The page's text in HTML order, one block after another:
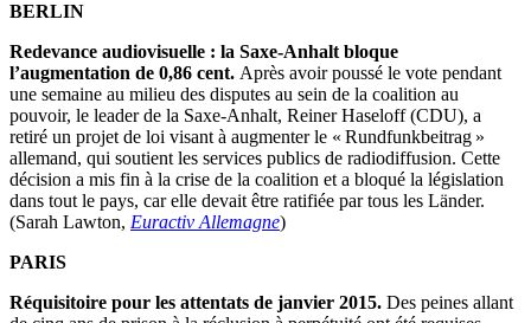
BERLIN
Redevance audiovisuelle : la Saxe-Anhalt bloque
l’augmentation de 0,86 cent. Après avoir poussé le vote pendant
une semaine au milieu des disputes au sein de la coalition au
pouvoir, le leader de la Saxe-Anhalt, Reiner Haseloff (CDU), a
retiré un projet de loi visant à augmenter le « Rundfunkbeitrag »
allemand, qui soutient les services publics de radiodiffusion. Cette
décision a mis fin à la crise de la coalition et a bloqué la législation
dans tout le pays, car elle devait être ratifiée par tous les Länder.
(Sarah Lawton, Euractiv Allemagne)
PARIS
Réquisitoire pour les attentats de janvier 2015. Des peines allant